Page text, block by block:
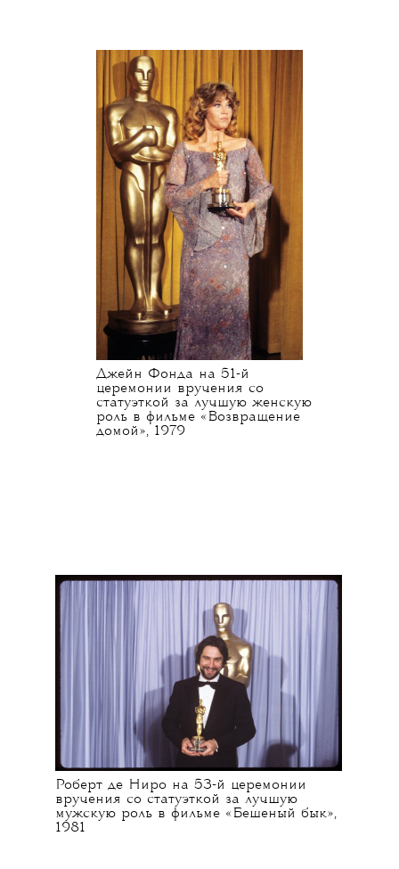
Джейн Фонда на 51-й
церемонии вручения со
статуэткой за лучшую женскую
роль в фильме «Возвращение
домой», 1979
Роберт де Ниро на 53-й церемонии
вручения со статуэткой за лучшую
мужскую роль в фильме «Бешеный бык»,
1981